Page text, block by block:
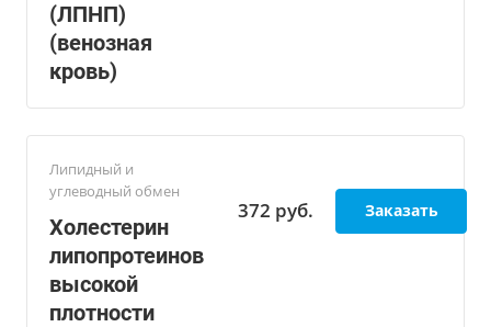
(ЛПНП)
(венозная
кровь)
Липидный и
углеводный обмен
Холестерин
липопротеинов
высокой
плотности
372 руб. Заказать